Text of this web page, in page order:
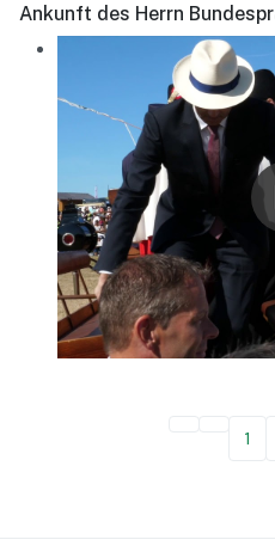
Ankunft des Herrn
1